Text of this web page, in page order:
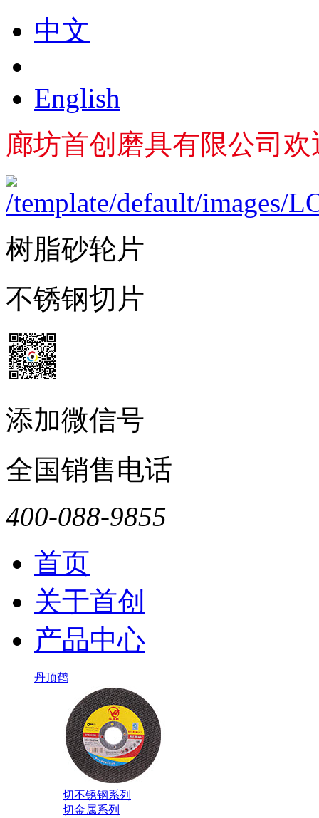
中文
English
廊坊首创磨具有限公司
树脂砂轮片
不锈钢切片
添加微信号
全国销售电话
400-088-9855
首页
关于首创
产品中心
丹顶鹤
切不锈钢系列
切金属系列